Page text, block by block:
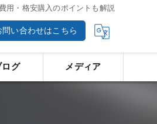
用・格安購入のポイントも解説
問い合わせはこちら
グ メディア